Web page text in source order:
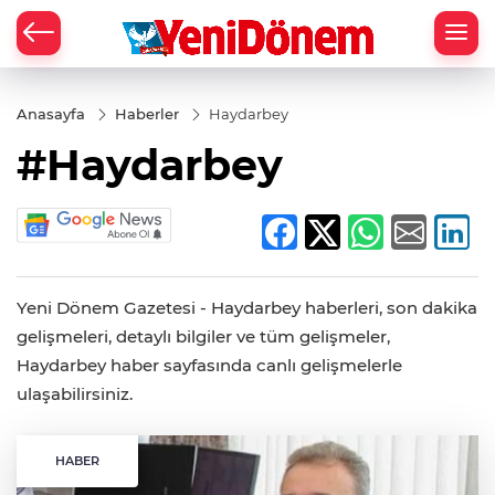
Anasayfa Haberler Haydarbey
#Haydarbey
Yeni Dönem Gazetesi - Haydarbey haberleri, son dakika
gelişmeleri, detaylı bilgiler ve tüm gelişmeler,
Haydarbey haber sayfasında canlı gelişmelerle
ulaşabilirsiniz.
HABER